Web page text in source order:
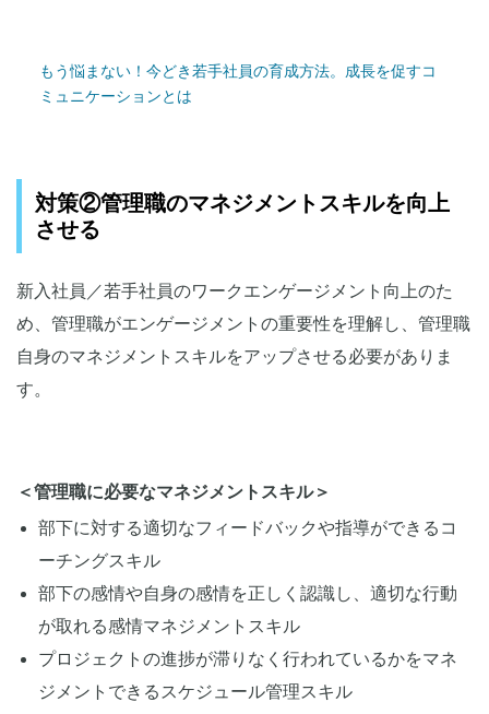
もう悩まない！今どき若手社員の育成方法。成長を促すコ
ミュニケーションとは
対策②管理職のマネジメントスキルを向上
させる
新入社員／若手社員のワークエンゲージメント向上のた
め、管理職がエンゲージメントの重要性を理解し、管理職
自身のマネジメントスキルをアップさせる必要がありま
す。
＜管理職に必要なマネジメントスキル＞
部下に対する適切なフィードバックや指導ができるコ
ーチングスキル
部下の感情や自身の感情を正しく認識し、適切な行動
が取れる感情マネジメントスキル
プロジェクトの進捗が滞りなく行われているかをマネ
ジメントできるスケジュール管理スキル